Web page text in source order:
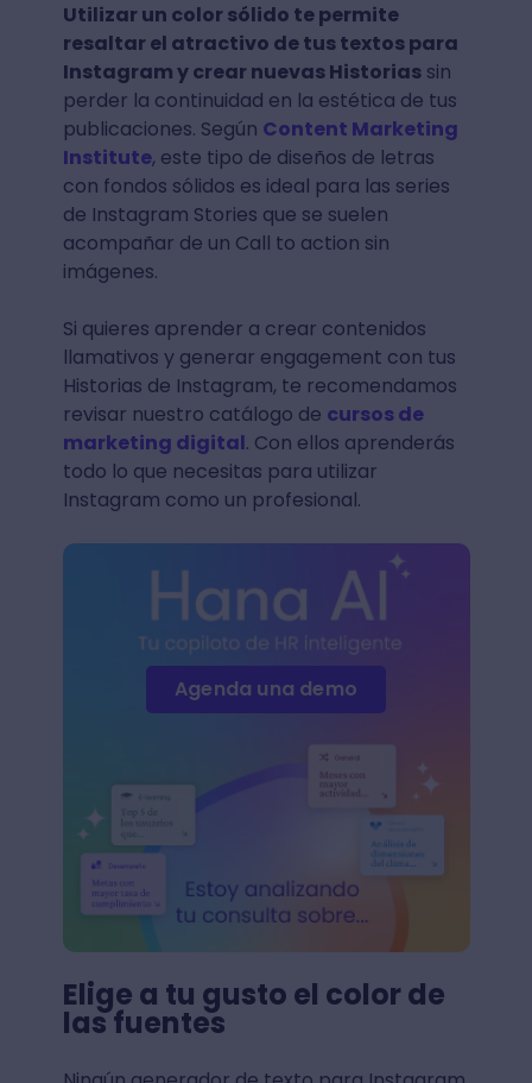
Utilizar un color sólido te permite
resaltar el atractivo de tus textos para
Instagram y crear nuevas Historiassin
perder la continuidad en la estética de tus
publicaciones. Según Content Marketing
Institute, este tipo de diseños de letras
con fondos sólidos es ideal para las series
de Instagram Stories que se suelen
acompañar de un Call to action sin
imágenes.
Si quieres aprender a crear contenidos
llamativos y generar engagement con tus
Historias de Instagram, te recomendamos
revisar nuestro catálogo de cursos de
marketing digital. Con ellos aprenderás
todo lo que necesitas para utilizar
Instagram como un profesional.
Agenda una demo
Elige a tu gusto el color de
las fuentes